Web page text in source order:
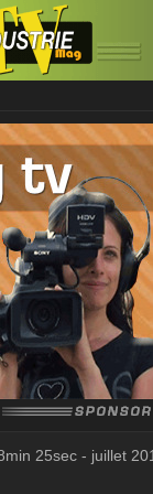
25sec - juillet